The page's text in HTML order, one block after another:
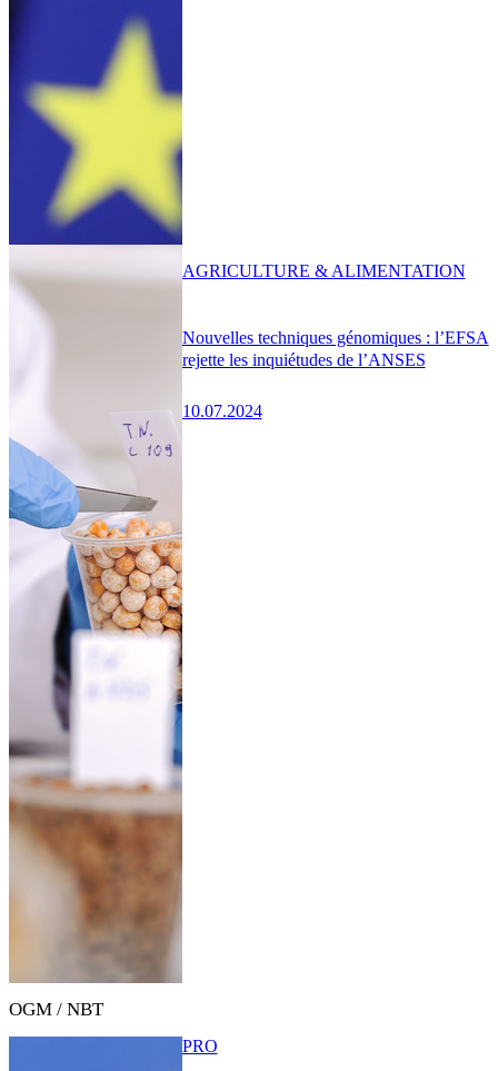
Nouvelles techniques génomiques : l’EFSA
rejette les inquiétudes de l’ANSES
10.07.2024
AGRICULTURE & ALIMENTATION
OGM / NBT
PRO